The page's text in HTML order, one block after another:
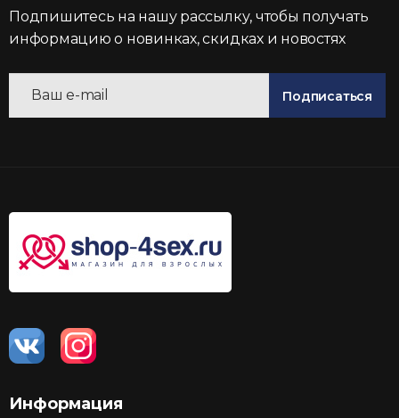
Подпишитесь на нашу рассылку, чтобы получать
информацию о новинках, скидках и новостях
Подписаться
Информация